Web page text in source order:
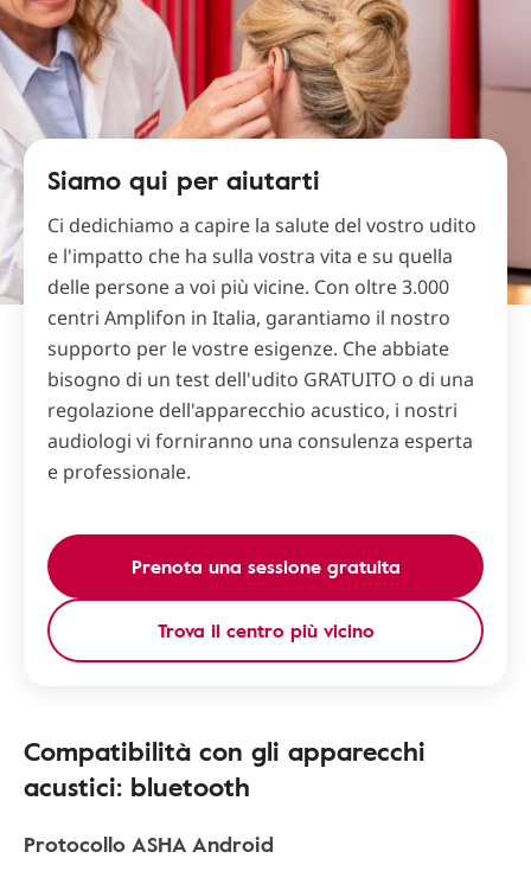
Siamo qui per aiutarti
Ci dedichiamo a capire la salute del vostro udito
e l'impatto che ha sulla vostra vita e su quella
delle persone a voi più vicine. Con oltre 3.000
centri Amplifon in Italia, garantiamo il nostro
supporto per le vostre esigenze. Che abbiate
bisogno di un test dell'udito GRATUITO o di una
regolazione dell'apparecchio acustico, i nostri
audiologi vi forniranno una consulenza esperta
e professionale.
Prenota una sessione gratuita
Trova il centro più vicino
Compatibilità con gli apparecchi
acustici: bluetooth
Protocollo ASHA Android